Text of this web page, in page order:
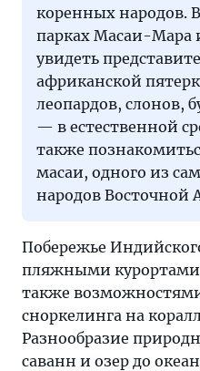
коренных народов.
парках Масаи-Мара
увидеть
африканской
леопардов, слонов,
— в естественной
также
масаи, одного из
народов Восточной
Побережье
пляжными
также
сноркелинга на
Разнообразие
саванн и озер до